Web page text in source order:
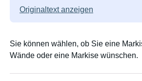
Originaltext anzeigen
Sie können wählen, ob Sie eine
Wände oder eine Markise wünschen.